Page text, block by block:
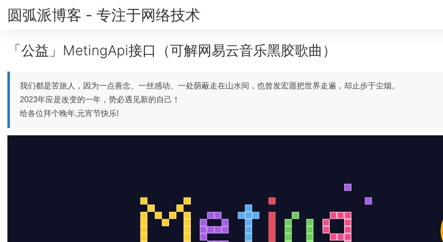
圆弧派博客 - 专注于网络技术
「公益」MetingApi接口（可解网易云音乐黑胶歌曲）
我们都是苦旅人，因为一点善念、一丝感动、一处荫蔽走在山水间，也曾发宏愿把世界走遍，却止步于尘烟。
2023年应是改变的一年，势必遇见新的自己！
给各位拜个晚年,元宵节快乐!